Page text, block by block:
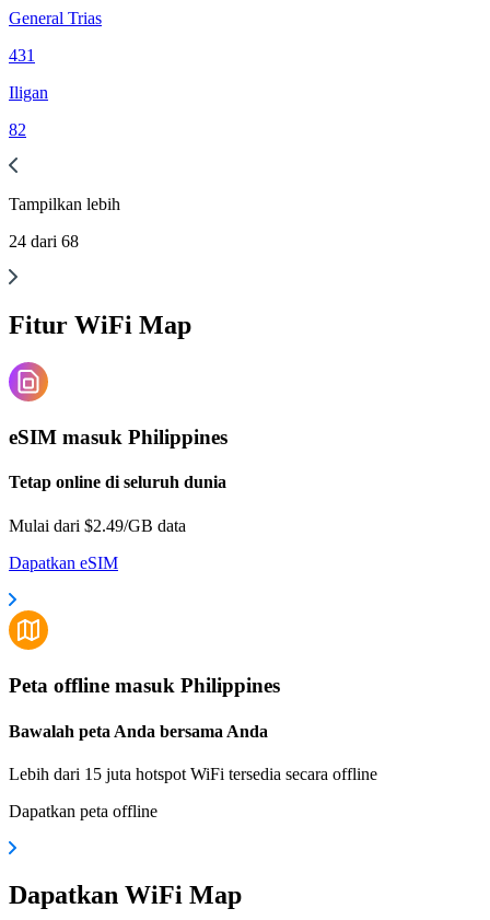
General Trias
431
Iligan
82
Tampilkan lebih
24 dari 68
Fitur WiFi Map
eSIM masuk Philippines
Tetap online di seluruh dunia
Mulai dari $2.49/GB data
Dapatkan eSIM
Peta offline masuk Philippines
Bawalah peta Anda bersama Anda
Lebih dari 15 juta hotspot WiFi tersedia secara offline
Dapatkan peta offline
Dapatkan WiFi Map